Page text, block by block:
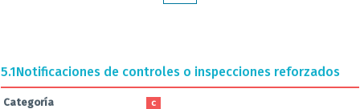
5.1Notificaciones de controles o inspecciones reforzados
Categoría C